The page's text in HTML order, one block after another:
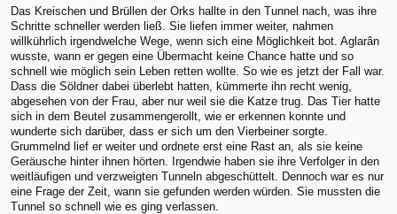
Das Kreischen und Brüllen der Orks hallte in den Tunnel nach, was ihre
Schritte schneller werden ließ. Sie liefen immer weiter, nahmen
willkührlich irgendwelche Wege, wenn sich eine Möglichkeit bot. Aglarân
wusste, wann er gegen eine Übermacht keine Chance hatte und so
schnell wie möglich sein Leben retten wollte. So wie es jetzt der Fall war.
Dass die Söldner dabei überlebt hatten, kümmerte ihn recht wenig,
abgesehen von der Frau, aber nur weil sie die Katze trug. Das Tier hatte
sich in dem Beutel zusammengerollt, wie er erkennen konnte und
wunderte sich darüber, dass er sich um den Vierbeiner sorgte.
Grummelnd lief er weiter und ordnete erst eine Rast an, als sie keine
Geräusche hinter ihnen hörten. Irgendwie haben sie ihre Verfolger in den
weitläufigen und verzweigten Tunneln abgeschüttelt. Dennoch war es nur
eine Frage der Zeit, wann sie gefunden werden würden. Sie mussten die
Tunnel so schnell wie es ging verlassen.